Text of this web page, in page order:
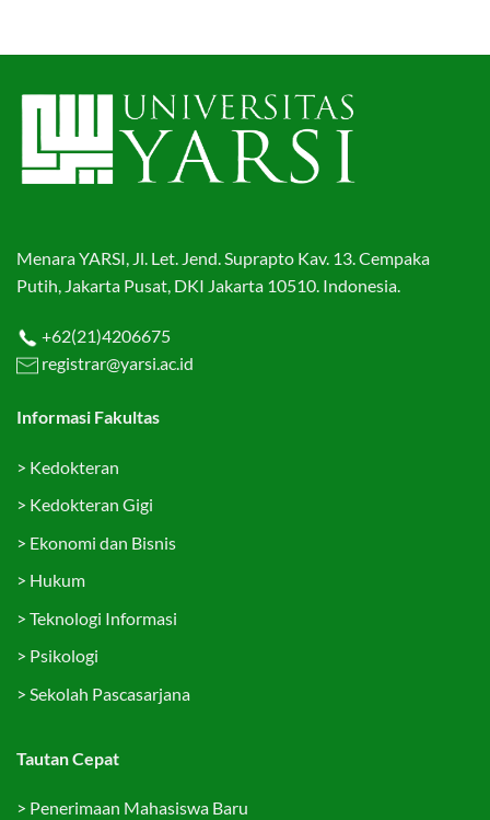
Menara YARSI, Jl. Let. Jend. Suprapto Kav. 13. Cempaka
Putih, Jakarta Pusat, DKI Jakarta 10510. Indonesia.
+62(21)4206675
registrar@yarsi.ac.id
Informasi Fakultas
> Kedokteran
> Kedokteran Gigi
> Ekonomi dan Bisnis
> Hukum
> Teknologi Informasi
> Psikologi
> Sekolah Pascasarjana
Tautan Cepat
> Penerimaan Mahasiswa Baru